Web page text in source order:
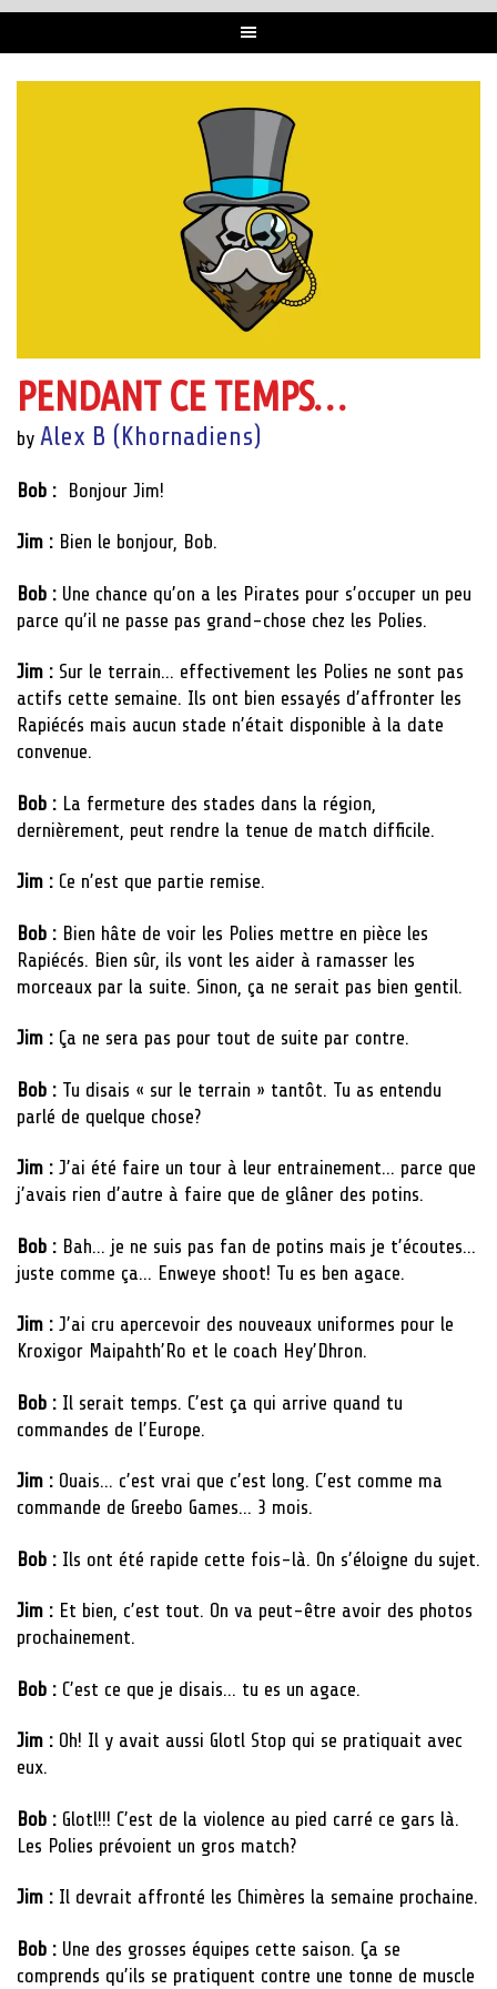
PENDANT CE TEMPS…
by Alex B (Khornadiens)
Bob : Bonjour Jim!
Jim : Bien le bonjour, Bob.
Bob : Une chance qu’on a les Pirates pour s’occuper un peu
parce qu’il ne passe pas grand-chose chez les Polies.
Jim : Sur le terrain… effectivement les Polies ne sont pas
actifs cette semaine. Ils ont bien essayés d’affronter les
Rapiécés mais aucun stade n’était disponible à la date
convenue.
Bob : La fermeture des stades dans la région,
dernièrement, peut rendre la tenue de match difficile.
Jim : Ce n’est que partie remise.
Bob : Bien hâte de voir les Polies mettre en pièce les
Rapiécés. Bien sûr, ils vont les aider à ramasser les
morceaux par la suite. Sinon, ça ne serait pas bien gentil.
Jim : Ça ne sera pas pour tout de suite par contre.
Bob : Tu disais « sur le terrain » tantôt. Tu as entendu
parlé de quelque chose?
Jim : J’ai été faire un tour à leur entrainement… parce que
j’avais rien d’autre à faire que de glâner des potins.
Bob : Bah… je ne suis pas fan de potins mais je t’écoutes…
juste comme ça… Enweye shoot! Tu es ben agace.
Jim : J’ai cru apercevoir des nouveaux uniformes pour le
Kroxigor Maipahth’Ro et le coach Hey’Dhron.
Bob : Il serait temps. C’est ça qui arrive quand tu
commandes de l’Europe.
Jim : Ouais… c’est vrai que c’est long. C’est comme ma
commande de Greebo Games… 3 mois.
Bob : Ils ont été rapide cette fois-là. On s’éloigne du sujet.
Jim : Et bien, c’est tout. On va peut-être avoir des photos
prochainement.
Bob : C’est ce que je disais… tu es un agace.
Jim : Oh! Il y avait aussi Glotl Stop qui se pratiquait avec
eux.
Bob : Glotl!!! C’est de la violence au pied carré ce gars là.
Les Polies prévoient un gros match?
Jim : Il devrait affronté les Chimères la semaine prochaine.
Bob : Une des grosses équipes cette saison. Ça se
comprends qu’ils se pratiquent contre une tonne de muscle